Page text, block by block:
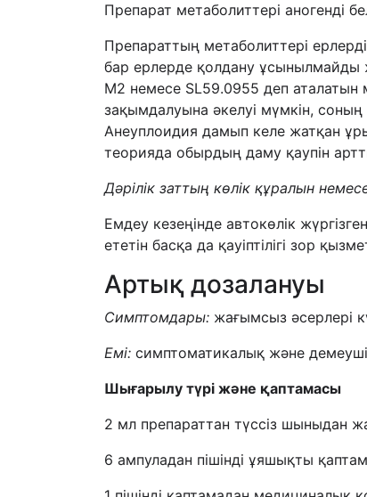
Препарат метаболиттері аногенді
Препараттың метаболиттері
бар ерлерде қолдану ұсынылмайды
М2 немесе SL59.0955 деп аталатын
зақымдалуына әкелуі мүмкін,
Анеуплоидия дамып келе жатқан
теорияда обырдың даму қаупін
Дәрілік заттың көлік құралын
Емдеу кезеңінде автокөлік
ететін басқа да қауіптілігі зор
Артық дозалануы
Симптомдары: жағымсыз әсерлері
Емі: симптоматикалық және
Шығарылу түрі және қаптамасы
2 мл препараттан түссіз шыныдан
6 ампуладан пішінді ұяшықты